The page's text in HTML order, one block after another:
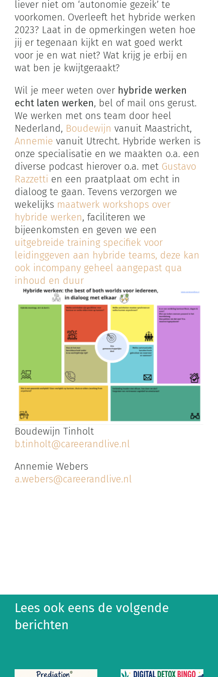
liever niet om ‘autonomie gezeik’ te
voorkomen. Overleeft het hybride werken
2023? Laat in de opmerkingen weten hoe
jij er tegenaan kijkt en wat goed werkt
voor je en wat niet? Wat krijg je erbij en
wat ben je kwijtgeraakt?
Wil je meer weten over hybride werken
echt laten werken, bel of mail ons gerust.
We werken met ons team door heel
Nederland, Boudewijn vanuit Maastricht,
Annemie vanuit Utrecht. Hybride werken is
onze specialisatie en we maakten o.a. een
diverse podcast hierover o.a. met Gustavo
Razzetti en een praatplaat om echt in
dialoog te gaan. Tevens verzorgen we
wekelijks maatwerk workshops over
hybride werken, faciliteren we
bijeenkomsten en geven we een
uitgebreide training specifiek voor
leidinggeven aan hybride teams, deze kan
ook incompany geheel aangepast qua
inhoud en duur
Boudewijn Tinholt
b.tinholt@careerandlive.nl
Annemie Webers
a.webers@careerandlive.nl
Lees ook eens de volgende
berichten